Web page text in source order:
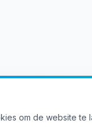
om de website te